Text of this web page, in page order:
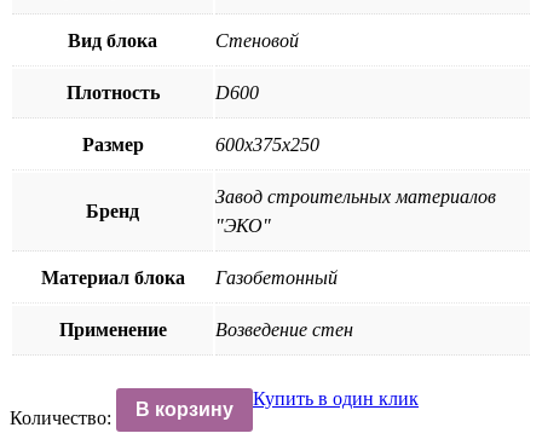
Вид блока Стеновой
Плотность D600
Размер 600х375х250
Бренд
Завод строительных материалов
"ЭКО"
Материал блока Газобетонный
Применение Возведение стен
Количество:
В корзину
Купить в один клик